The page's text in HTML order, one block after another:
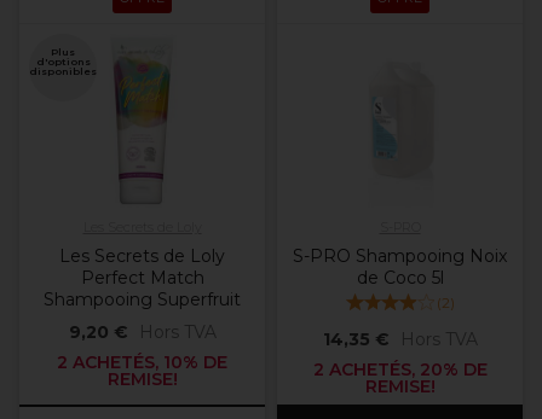
Plus
d'options
disponibles
Les Secrets de Loly
Perfect Match
Shampooing Superfruit
9,20 €
Hors TVA
2 ACHETÉS, 10% DE
REMISE!
S-PRO Shampooing Noix
de Coco 5l
(2)
14,35 €
Hors TVA
2 ACHETÉS, 20% DE
REMISE!